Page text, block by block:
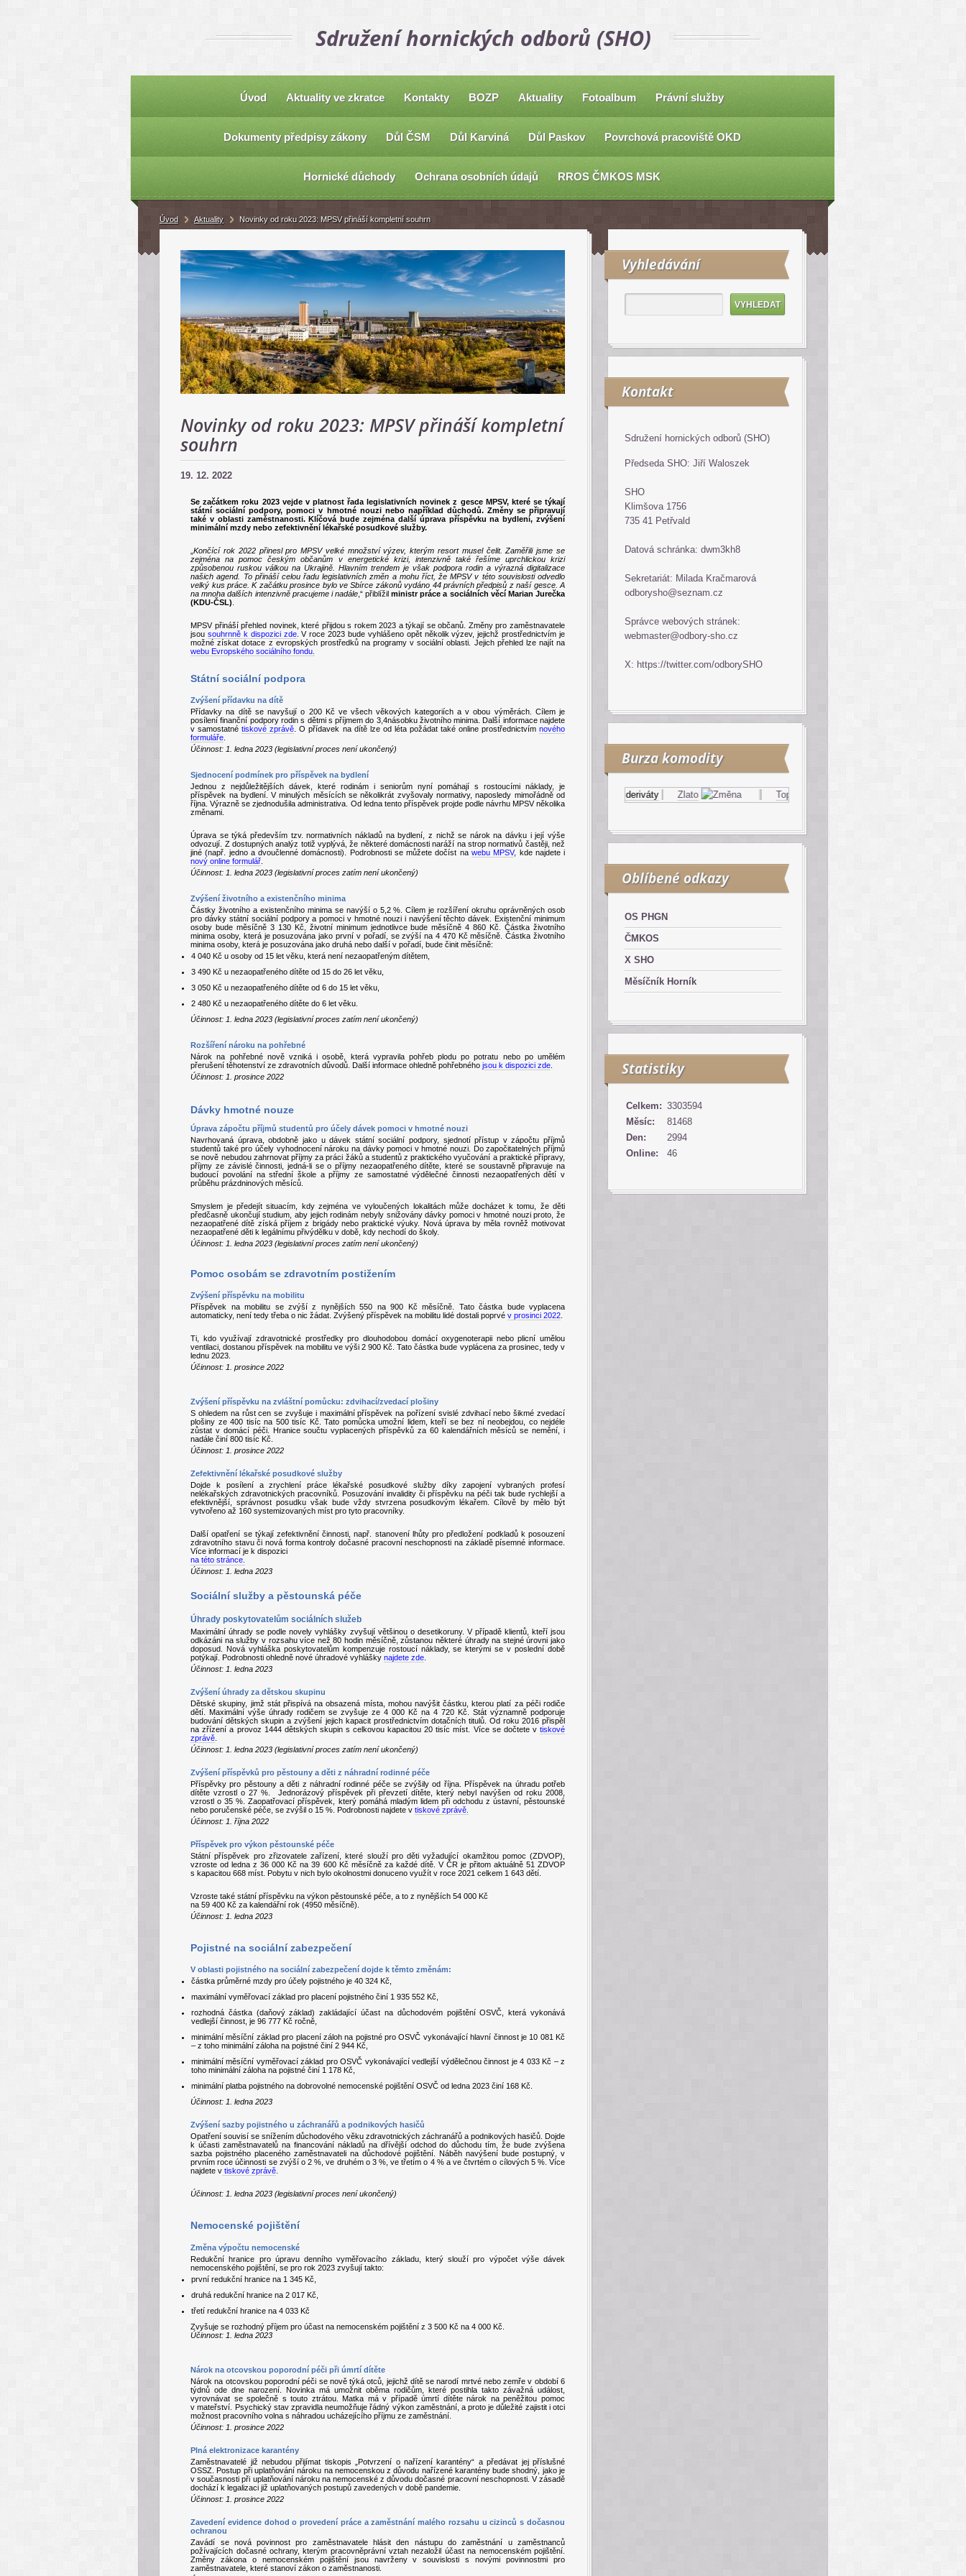
Sdružení hornických odborů (SHO)
Úvod Aktuality ve zkratce Kontakty BOZP Aktuality Fotoalbum Právní služby
Dokumenty předpisy zákony Důl ČSM Důl Karviná Důl Paskov Povrchová pracoviště OKD
Hornické důchody Ochrana osobních údajů RROS ČMKOS MSK
Novinky od roku 2023: MPSV přináší kompletní
souhrn
19. 12. 2022
Se začátkem roku 2023 vejde v platnost řada legislativních novinek z gesce MPSV, které se týkají
státní sociální podpory, pomoci v hmotné nouzi nebo například důchodů. Změny se připravují
také v oblasti zaměstnanosti. Klíčová bude zejména další úprava příspěvku na bydlení, zvýšení
minimální mzdy nebo zefektivnění lékařské posudkové služby.
„Končící rok 2022 přinesl pro MPSV velké množství výzev, kterým resort musel čelit. Zaměřili jsme se
zejména na pomoc českým občanům v energetické krizi, intenzivně také řešíme uprchlickou krizi
způsobenou ruskou válkou na Ukrajině. Hlavním trendem je však podpora rodin a výrazná digitalizace
našich agend. To přináší celou řadu legislativních změn a mohu říct, že MPSV v této souvislosti odvedlo
velký kus práce. K začátku prosince bylo ve Sbírce zákonů vydáno 44 právních předpisů z naší gesce. A
na mnoha dalších intenzivně pracujeme i nadále,“ přiblížilministr práce a sociálních věcí Marian Jurečka
(KDU-ČSL)
MPSV přináší přehled novinek, které přijdou s rokem 2023 a týkají se občanů. Změny pro zaměstnavatele
jsousouhrnně k dispozici zde. V roce 2023 bude vyhlášeno opět několik výzev, jejichž prostřednictvím je
možné získat dotace z evropských prostředků na programy v sociální oblasti. Jejich přehled lze najít na
webu Evropského sociálního fondu.
Státní sociální podpora
Zvýšení přídavku na dítě
Přídavky na dítě se navyšují o 200 Kč ve všech věkových kategoriích a v obou výměrách. Cílem je
posílení finanční podpory rodin s dětmi s příjmem do 3,4násobku životního minima. Další informace najdete
v samostatnétiskové zprávě . O přídavek na dítě lze od léta požádat také online prostřednictvímnového
formuláře
Účinnost: 1. ledna 2023 (legislativní proces není ukončený)
Sjednocení podmínek pro příspěvek na bydlení
Jednou z nejdůležitějších dávek, které rodinám i seniorům nyní pomáhají s rostoucími náklady, je
příspěvek na bydlení. V minulých měsících se několikrát zvyšovaly normativy, naposledy mimořádně od
října. Výrazně se zjednodušila administrativa. Od ledna tento příspěvek projde podle návrhu MPSV několika
změnami.
Úprava se týká především tzv. normativních nákladů na bydlení, z nichž se nárok na dávku i její výše
odvozují. Z dostupných analýz totiž vyplývá, že některé domácnosti naráží na strop normativů častěji, než
jiné (např. jedno a dvoučlenné domácnosti). Podrobnosti se můžete dočíst na webu MPSV, kde najdete i
nový online formulář
Účinnost: 1. ledna 2023 (legislativní proces zatím není ukončený)
Zvýšení životního a existenčního minima
Částky životního a existenčního minima se navýší o 5,2 %. Cílem je rozšíření okruhu oprávněných osob
pro dávky státní sociální podpory a pomoci v hmotné nouzi i navýšení těchto dávek. Existenční minimum
osoby bude měsíčně 3 130 Kč, životní minimum jednotlivce bude měsíčně 4 860 Kč. Částka životního
minima osoby, která je posuzována jako první v pořadí, se zvýší na 4 470 Kč měsíčně. Částka životního
minima osoby, která je posuzována jako druhá nebo další v pořadí, bude činit měsíčně:
4 040 Kč u osoby od 15 let věku, která není nezaopatřeným dítětem,
3 490 Kč u nezaopatřeného dítěte od 15 do 26 let věku,
3 050 Kč u nezaopatřeného dítěte od 6 do 15 let věku,
2 480 Kč u nezaopatřeného dítěte do 6 let věku.
Účinnost: 1. ledna 2023 (legislativní proces zatím není ukončený)
Rozšíření nároku na pohřebné
Nárok na pohřebné nově vzniká i osobě, která vypravila pohřeb plodu po potratu nebo po umělém
přerušení těhotenství ze zdravotních důvodů.Další informace ohledně pohřebnéhojsou k dispozici zde
Účinnost: 1. prosince 2022
Dávky hmotné nouze
Úprava zápočtu příjmů studentů pro účely dávek pomoci v hmotné nouzi
Navrhovaná úprava, obdobně jako u dávek státní sociální podpory, sjednotí přístup v zápočtu příjmů
studentů také pro účely vyhodnocení nároku na dávky pomoci v hmotné nouzi. Do započitatelných příjmů
se nově nebudou zahrnovat příjmy za práci žáků a studentů z praktického vyučování a praktické přípravy,
příjmy ze závislé činnosti, jedná-li se o příjmy nezaopatřeného dítěte, které se soustavně připravuje na
budoucí povolání na střední škole a příjmy ze samostatné výdělečné činnosti nezaopatřených dětí v
průběhu prázdninových měsíců.
Smyslem je předejít situacím, kdy zejména ve vyloučených lokalitách může docházet k tomu, že děti
předčasně ukončují studium, aby jejich rodinám nebyly snižovány dávky pomoci v hmotné nouzi proto, že
nezaopatřené dítě získá příjem z brigády nebo praktické výuky. Nová úprava by měla rovněž motivovat
nezaopatřené děti k legálnímu přivýdělku v době, kdy nechodí do školy.
Účinnost: 1. ledna 2023 (legislativní proces zatím není ukončený)
Pomoc osobám se zdravotním postižením
Zvýšení příspěvku na mobilitu
Příspěvek na mobilitu se zvýší z nynějších 550 na 900 Kč měsíčně. Tato částka bude vyplacena
automaticky, není tedy třeba o nic žádat. Zvýšený příspěvek na mobilitu lidé dostali poprvév prosinci 2022
Ti, kdo využívají zdravotnické prostředky pro dlouhodobou domácí oxygenoterapii nebo plicní umělou
ventilaci, dostanou příspěvek na mobilitu ve výši 2 900 Kč. Tato částka bude vyplácena za prosinec, tedy v
lednu 2023.
Účinnost: 1. prosince 2022
Zvýšení příspěvku na zvláštní pomůcku: zdvihací/zvedací plošiny
S ohledem na růst cen se zvyšuje i maximální příspěvek na pořízení svislé zdvihací nebo šikmé zvedací
plošiny ze 400 tisíc na 500 tisíc Kč. Tato pomůcka umožní lidem, kteří se bez ní neobejdou, co nejdéle
zůstat v domácí péči. Hranice součtu vyplacených příspěvků za 60 kalendářních měsíců se nemění, i
nadále činí 800 tisíc Kč.
Účinnost: 1. prosince 2022
Zefektivnění lékařské posudkové služby
Dojde k posílení a zrychlení práce lékařské posudkové služby díky zapojení vybraných profesí
nelékařských zdravotnických pracovníků. Posuzování invalidity či příspěvku na péči tak bude rychlejší a
efektivnější, správnost posudku však bude vždy stvrzena posudkovým lékařem. Cílově by mělo být
vytvořeno až 160 systemizovaných míst pro tyto pracovníky.
Další opatření se týkají zefektivnění činnosti, např. stanovení lhůty pro předložení podkladů k posouzení
zdravotního stavu či nová forma kontroly dočasné pracovní neschopnosti na základě písemné informace.
Více informací je k dispozici
na této stránce.
Účinnost: 1. ledna 2023
Sociální služby a pěstounská péče
Úhrady poskytovatelům sociálních služeb
Maximální úhrady se podle novely vyhlášky zvyšují většinou o desetikoruny. V případě klientů, kteří jsou
odkázáni na služby v rozsahu více než 80 hodin měsíčně, zůstanou některé úhrady na stejné úrovni jako
doposud. Nová vyhláška poskytovatelům kompenzuje rostoucí náklady, se kterými se v poslední době
potýkají. Podrobnosti ohledně nové úhradové vyhláškynajdete zde
Účinnost: 1. ledna 2023
Zvýšení úhrady za dětskou skupinu
Dětské skupiny, jimž stát přispívá na obsazená místa, mohou navýšit částku, kterou platí za péči rodiče
dětí. Maximální výše úhrady rodičem se zvyšuje ze 4 000 Kč na 4 720 Kč. Stát významně podporuje
budování dětských skupin a zvýšení jejich kapacit prostřednictvím dotačních titulů. Od roku 2016 přispěl
na zřízení a provoz 1444 dětských skupin s celkovou kapacitou 20 tisíc míst. Více se dočtete v tiskové
zprávě
Účinnost: 1. ledna 2023 (legislativní proces zatím není ukončený)
Zvýšení příspěvků pro pěstouny a děti z náhradní rodinné péče
Příspěvky pro pěstouny a děti z náhradní rodinné péče se zvýšily od října. Příspěvek na úhradu potřeb
dítěte vzrostl o 27 %.
Jednorázový příspěvek při převzetí dítěte, který nebyl navýšen od roku 2008,
vzrostl o 35 %. Zaopatřovací příspěvek, který pomáhá mladým lidem při odchodu z ústavní, pěstounské
nebo poručenské péče, se zvýšil o 15 %. Podrobnosti najdete vtiskové zprávě.
Účinnost: 1. října 2022
Příspěvek pro výkon pěstounské péče
Státní příspěvek pro zřizovatele zařízení, které slouží pro děti vyžadující okamžitou pomoc (ZDVOP),
vzroste od ledna z 36 000 Kč na 39 600 Kč měsíčně za každé dítě. V ČR je přitom aktuálně 51 ZDVOP
s kapacitou 668 míst. Pobytu v nich bylo okolnostmi donuceno využít v roce 2021 celkem 1 643 dětí.
Vzroste také státní příspěvku na výkon pěstounské péče, a to z nynějších 54 000 Kč
na 59 400 Kč za kalendářní rok (4950 měsíčně).
Účinnost: 1. ledna 2023
Pojistné na sociální zabezpečení
V oblasti pojistného na sociální zabezpečení dojde k těmto změnám:
částka průměrné mzdy pro účely pojistného je 40 324 Kč,
maximální vyměřovací základ pro placení pojistného činí 1 935 552 Kč,
rozhodná částka (daňový základ) zakládající účast na důchodovém pojištění OSVČ, která vykonává
vedlejší činnost, je 96 777 Kč ročně,
minimální měsíční základ pro placení záloh na pojistné pro OSVČ vykonávající hlavní činnost je 10 081 Kč
– z toho minimální záloha na pojistné činí 2 944 Kč,
minimální měsíční vyměřovací základ pro OSVČ vykonávající vedlejší výdělečnou činnost je 4 033 Kč – z
toho minimální záloha na pojistné činí 1 178 Kč,
minimální platba pojistného na dobrovolné nemocenské pojištění OSVČ od ledna 2023 činí 168 Kč.
Účinnost: 1. ledna 2023
Zvýšení sazby pojistného u záchranářů a podnikových hasičů
Opatření souvisí se snížením důchodového věku zdravotnických záchranářů a podnikových hasičů. Dojde
k účasti zaměstnavatelů na financování nákladů na dřívější odchod do důchodu tím, že bude zvýšena
sazba pojistného placeného zaměstnavateli na důchodové pojištění. Náběh navýšení bude postupný, v
prvním roce účinnosti se zvýší o 2 %, ve druhém o 3 %, ve třetím o 4 % a ve čtvrtém o cílových 5 %. Více
najdete v tiskové zprávě
Účinnost: 1. ledna 2023 (legislativní proces není ukončený)
Nemocenské pojištění
Změna výpočtu nemocenské
Redukční hranice pro úpravu denního vyměřovacího základu, který slouží pro výpočet výše dávek
nemocenského pojištění, se pro rok 2023 zvyšují takto:
první redukční hranice na 1 345 Kč,
druhá redukční hranice na 2 017 Kč,
třetí redukční hranice na 4 033 Kč
Zvyšuje se rozhodný příjem pro účast na nemocenském pojištění z 3 500 Kč na 4 000 Kč.
Účinnost: 1. ledna 2023
Nárok na otcovskou poporodní péči při úmrtí dítěte
Nárok na otcovskou poporodní péči se nově týká otců, jejichž dítě se narodí mrtvé nebo zemře v období 6
týdnů ode dne narození. Novinka má umožnit oběma rodičům, které postihla takto závažná událost,
vyrovnávat se společně s touto ztrátou. Matka má v případě úmrtí dítěte nárok na peněžitou pomoc
v mateřství. Psychický stav zpravidla neumožňuje řádný výkon zaměstnání, a proto je důležité zajistit i otci
možnost pracovního volna s náhradou ucházejícího příjmu ze zaměstnání.
Účinnost: 1. prosince 2022
Plná elektronizace karantény
Zaměstnavatelé již nebudou přijímat tiskopis „Potvrzení o nařízení karantény“ a předávat jej příslušné
OSSZ. Postup při uplatňování nároku na nemocenskou z důvodu nařízené karantény bude shodný, jako je
v současnosti při uplatňování nároku na nemocenské z důvodu dočasné pracovní neschopnosti. V zásadě
dochází k legalizaci již uplatňovaných postupů zavedených v době pandemie.
Účinnost: 1. prosince 2022
Zavedení evidence dohod o provedení práce a zaměstnání malého rozsahu u cizinců s dočasnou
ochranou
Zavádí se nová povinnost pro zaměstnavatele hlásit den nástupu do zaměstnání u zaměstnanců
požívajících dočasné ochrany, kterým pracovněprávní vztah nezaložil účast na nemocenském pojištění.
Změny zákona o nemocenském pojištění jsou navrženy v souvislosti s novými povinnostmi pro
zaměstnavatele, které stanoví zákon o zaměstnanosti.
Vyhledávání
Kontakt
Sdružení hornických odborů (SHO)
Předseda SHO: Jiří Waloszek
SHO
Klimšova 1756
735 41 Petřvald
Datová schránka: dwm3kh8
Sekretariát: Milada Kračmarová
odborysho@seznam.cz
Správce webových stránek:
webmaster@odbory-sho.cz
X: https://twitter.com/odborySHO
Burza komodity
Kurzy.cz Komodity a deriváty Zlato Topný olej
Oblíbené odkazy
OS PHGN
ČMKOS
X SHO
Měsíčník Horník
Statistiky
Online: 46
Celkem: 3303594
Měsíc:
81468
Den:
2994
Úvod Aktuality Novinky od roku 2023: MPSV přináší kompletní souhrn